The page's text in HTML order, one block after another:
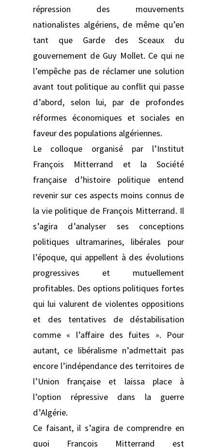
répression des mouvements
nationalistes algériens, de même qu’en
tant que Garde des Sceaux du
gouvernement de Guy Mollet. Ce qui ne
l’empêche pas de réclamer une solution
avant tout politique au conflit qui passe
d’abord, selon lui, par de profondes
réformes économiques et sociales en
faveur des populations algériennes.
Le colloque organisé par l’Institut
François Mitterrand et la Société
française d’histoire politique entend
revenir sur ces aspects moins connus de
la vie politique de François Mitterrand. Il
s’agira d’analyser ses conceptions
politiques ultramarines, libérales pour
l’époque, qui appellent à des évolutions
progressives et mutuellement
profitables. Des options politiques fortes
qui lui valurent de violentes oppositions
et des tentatives de déstabilisation
comme « l’affaire des fuites ». Pour
autant, ce libéralisme n’admettait pas
encore l’indépendance des territoires de
l’Union française et laissa place à
l’option répressive dans la guerre
d’Algérie.
Ce faisant, il s’agira de comprendre en
quoi François Mitterrand est